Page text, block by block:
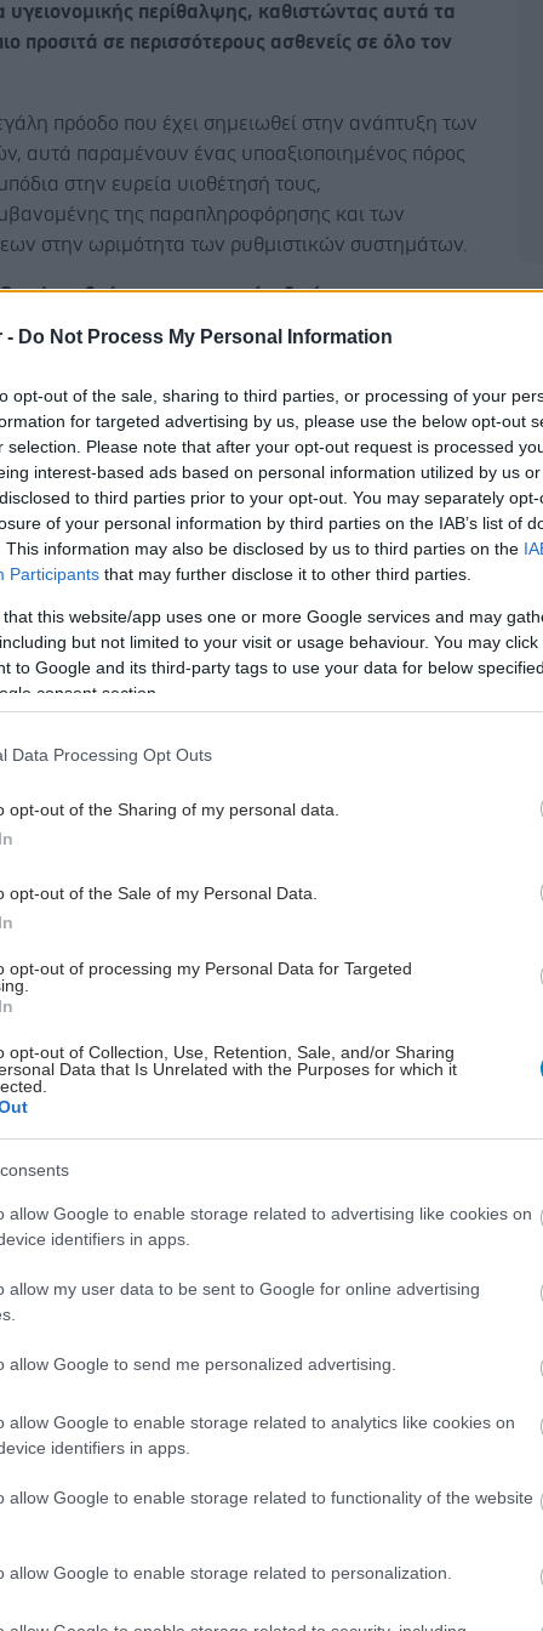
- Do Not Process My Personal Information
opt-out of the sale, sharing to third parties, or processing of your
for targeted advertising by us, please use the below opt-out
selection. Please note that after your opt-out request is processed
interest-based ads based on personal information utilized by us
to third parties prior to your opt-out. You may separately
of your personal information by third parties on the IAB’s list of
This information may also be disclosed by us to third parties on the
Participants that may further disclose it to other third parties.
that this website/app uses one or more Google services and may
but not limited to your visit or usage behaviour. You may
to Google and its third-party tags to use your data for below
consent section.
Data Processing Opt Outs
opt-out of the Sharing of my personal data.
opt-out of the Sale of my Personal Data.
opt-out of processing my Personal Data for Targeted
opt-out of Collection, Use, Retention, Sale, and/or Sharing
Data that Is Unrelated with the Purposes for which it
allow Google to enable storage related to advertising like cookies on
identifiers in apps.
allow my user data to be sent to Google for online advertising
allow Google to send me personalized advertising.
allow Google to enable storage related to analytics like cookies on
identifiers in apps.
allow Google to enable storage related to functionality of the website
allow Google to enable storage related to personalization.
υγειονομικής περίθαλψης, καθιστώντας αυτά τα
προσιτά σε περισσότερους ασθενείς σε όλο τον
πρόοδο που έχει σημειωθεί στην ανάπτυξη των
αυτά παραμένουν ένας υποαξιοποιημένος πόρος
στην ευρεία υιοθέτησή τους,
της παραπληροφόρησης και των
στην ωριμότητα των ρυθμιστικών συστημάτων.
ιδρύτρια και χορηγός, ξεκίνησε το
, μια πρωτοβουλία για την ευρύτερη
Η υιοθέτηση βιο- ομοειδών φαρμάκων μέχρι σήμερα
χώρα, με τονΚαναδά και τη Βραζιλία να
λόγω των προσπαθειών των συστημάτων
για την άρση των εμποδίων στην ισότιμη
εικόνα είναι προς το παρόν λιγότερο
Το 2022, η υιοθέτηση βιοομοειδών σε 30 χώρες
Η αποστολή του Act4Biosimilars στοχεύει
το αλλάξει αυτό αυξάνοντας την παγκόσμια
βιοομοειδώνκατά τουλάχιστον 30 ποσοστιαίες
περισσότερες από 30 χώρες έως το 2030, με
Επιτροπή ξεκίνησε το Σχέδιο Δράσης
παρέχοντας στρατηγικές, εργαλεία και
που απαιτούνται για την επίτευξη της
Το Σχέδιο παρέχει μια συνεπή προσέγγιση για την
-Προετοιμασία, Δράση, Διατήρηση- που
τις χώρες στις απαραίτητες δραστηριότητες για την
της αλλαγής και τη διατήρηση της δυναμικής.
χρήση βιοομοειδών επιτρέπει επίσης πολύ ευρύτερη
βελτιώσουν τα αποτελέσματα για τους ασθενείς. Για
και η σχετική μείωση του κόστους θεραπείας
τους περιορισμούς στη συνταγογράφηση του
αύξηση της χρήσης του.
ταβιοομοειδή παρέχουν σημαντικές
για τα συστήματα υγειονομικής περίθαλψης.
ότι μεταξύ 2023 και 2027, τα βιο -ομοειδή θα
να αποφέρουν 290 δισ. δολ. παγκοσμίως
περίπου 120 ακόμη βιολογικά φάρμακα θα